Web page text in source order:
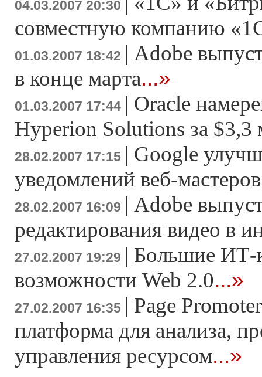
04.03.2007 20:30
совместную компанию
01.03.2007 18:42 | Adobe
в конце марта...»
01.03.2007 17:44 | Oracle
Hyperion Solutions за
28.02.2007 17:15 | Google
уведомлений веб-мастеров
28.02.2007 16:09 | Adobe
редактирования видео в
27.02.2007 19:29 | Большие ИТ-
возможности Web 2.0...»
27.02.2007 16:35 | Page
платформа для анализа,
управления ресурсом...»